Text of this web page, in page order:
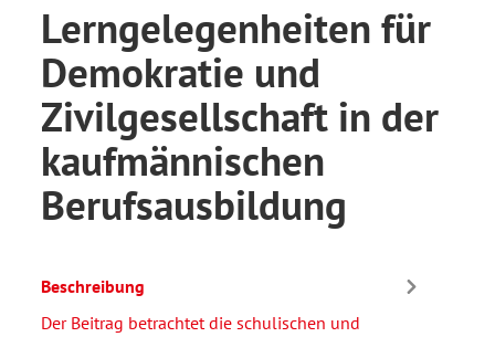
Lerngelegenheiten für
Demokratie und
Zivilgesellschaft in der
kaufmännischen
Berufsausbildung
Beschreibung
Der Beitrag betrachtet die schulischen und